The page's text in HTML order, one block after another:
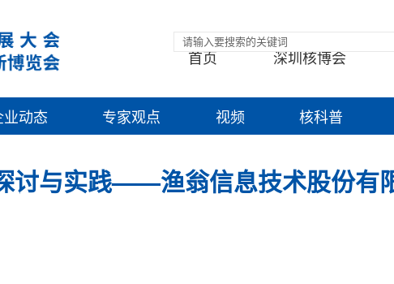
首页 深圳核博会
业动态 专家观点 视频 核科普
讨与实践——渔翁信息技术股份有